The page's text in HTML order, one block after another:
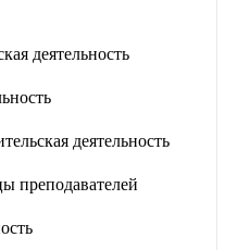
деятельность
деятельность
преподавателей